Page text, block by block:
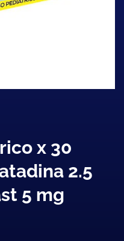
x 30
2.5
5 mg